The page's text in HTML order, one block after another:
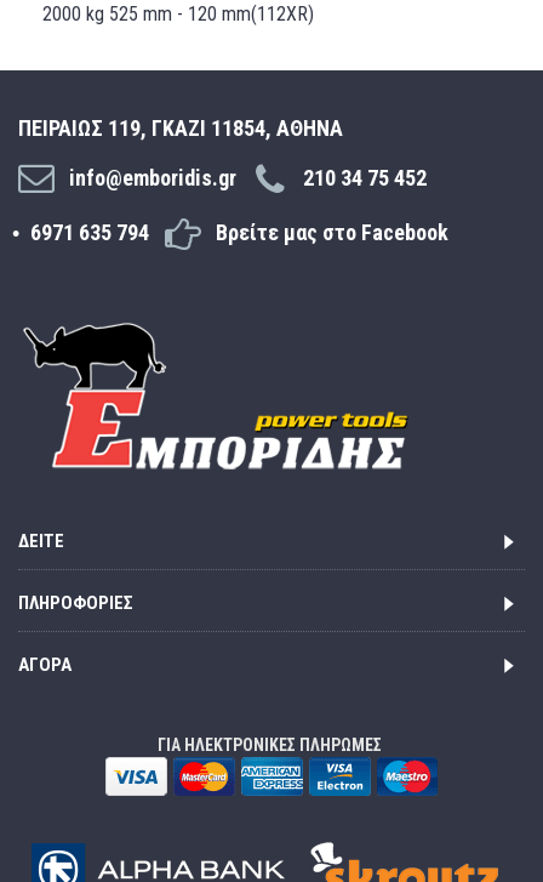
2000 kg 525 mm - 120 mm(112XR)
ΠΕΙΡΑΙΩΣ 119, ΓΚΑΖΙ 11854, ΑΘΗΝΑ
info@emboridis.gr
210 34 75 452
6971 635 794 Βρείτε μας στο Facebook
ΔΕΊΤΕ
ΠΛΗΡΟΦΟΡΊΕΣ
ΑΓΟΡΆ
ΓΙΑ ΗΛΕΚΤΡΟΝΙΚΕΣ ΠΛΗΡΩΜΕΣ